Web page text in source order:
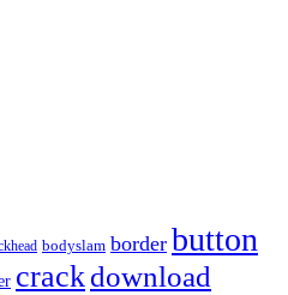
bodyslam border button
crackdownload